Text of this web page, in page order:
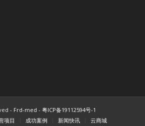
- Frd-med - 粤ICP备19112594号-1
项目 成功案例 新闻快讯 云商城